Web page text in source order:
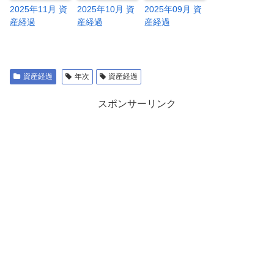
2025年11月 資
産経過
2025年10月 資
産経過
2025年09月 資
産経過
資産経過 年次 資産経過
スポンサーリンク